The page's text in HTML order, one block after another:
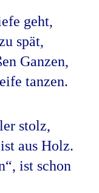
geht,
spät,
Ganzen,
tanzen.
stolz,
aus Holz.
ist schon